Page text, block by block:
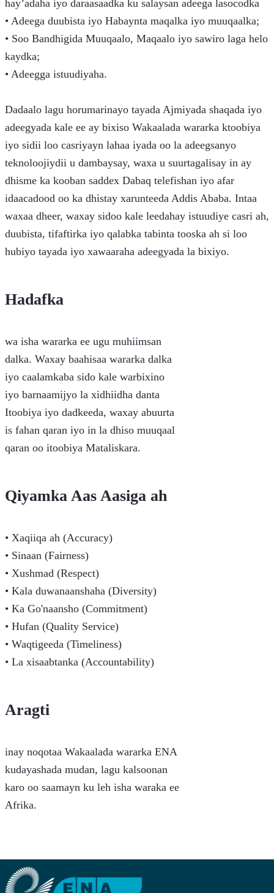
hay’adaha iyo daraasaadka ku salaysan adeega lasocodka
• Adeega duubista iyo Habaynta maqalka iyo muuqaalka;
• Soo Bandhigida Muuqaalo, Maqaalo iyo sawiro laga helo
kaydka;
• Adeegga istuudiyaha.
Dadaalo lagu horumarinayo tayada Ajmiyada shaqada iyo
adeegyada kale ee ay bixiso Wakaalada wararka ktoobiya
iyo sidii loo casriyayn lahaa iyada oo la adeegsanyo
teknoloojiydii u dambaysay, waxa u suurtagalisay in ay
dhisme ka kooban saddex Dabaq telefishan iyo afar
idaacadood oo ka dhistay xarunteeda Addis Ababa. Intaa
waxaa dheer, waxay sidoo kale leedahay istuudiye casri ah,
duubista, tifaftirka iyo qalabka tabinta tooska ah si loo
hubiyo tayada iyo xawaaraha adeegyada la bixiyo.
Hadafka
wa isha wararka ee ugu muhiimsan
dalka. Waxay baahisaa wararka dalka
iyo caalamkaba sido kale warbixino
iyo barnaamijyo la xidhiidha danta
Itoobiya iyo dadkeeda, waxay abuurta
is fahan qaran iyo in la dhiso muuqaal
qaran oo itoobiya Mataliskara.
Qiyamka Aas Aasiga ah
• Xaqiiqa ah (Accuracy)
• Sinaan (Fairness)
• Xushmad (Respect)
• Kala duwanaanshaha (Diversity)
• Ka Go'naansho (Commitment)
• Hufan (Quality Service)
• Waqtigeeda (Timeliness)
• La xisaabtanka (Accountability)
Aragti
inay noqotaa Wakaalada wararka ENA
kudayashada mudan, lagu kalsoonan
karo oo saamayn ku leh isha waraka ee
Afrika.